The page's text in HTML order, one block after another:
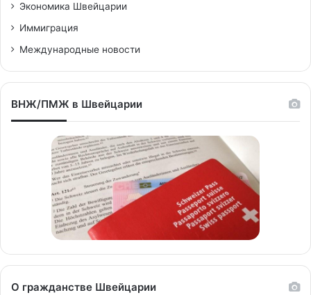
Экономика Швейцарии
Иммиграция
Международные новости
ВНЖ/ПМЖ в Швейцарии
О гражданстве Швейцарии